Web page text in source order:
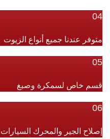
04
متوفر عندنا جميع أنواع الزيوت
05
قسم خاص لسمكرة وصبغ
06
إصلاح الجير والمحرك السيارات